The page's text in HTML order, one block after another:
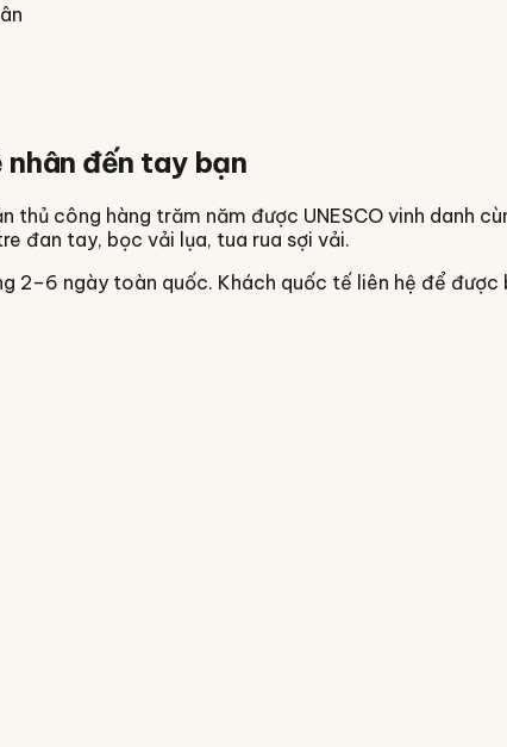
đến tay bạn
thủ công hàng trăm năm được UNESCO vinh danh
đan tay, bọc vải lụa, tua rua sợi vải.
2–6 ngày toàn quốc. Khách quốc tế liên hệ để được